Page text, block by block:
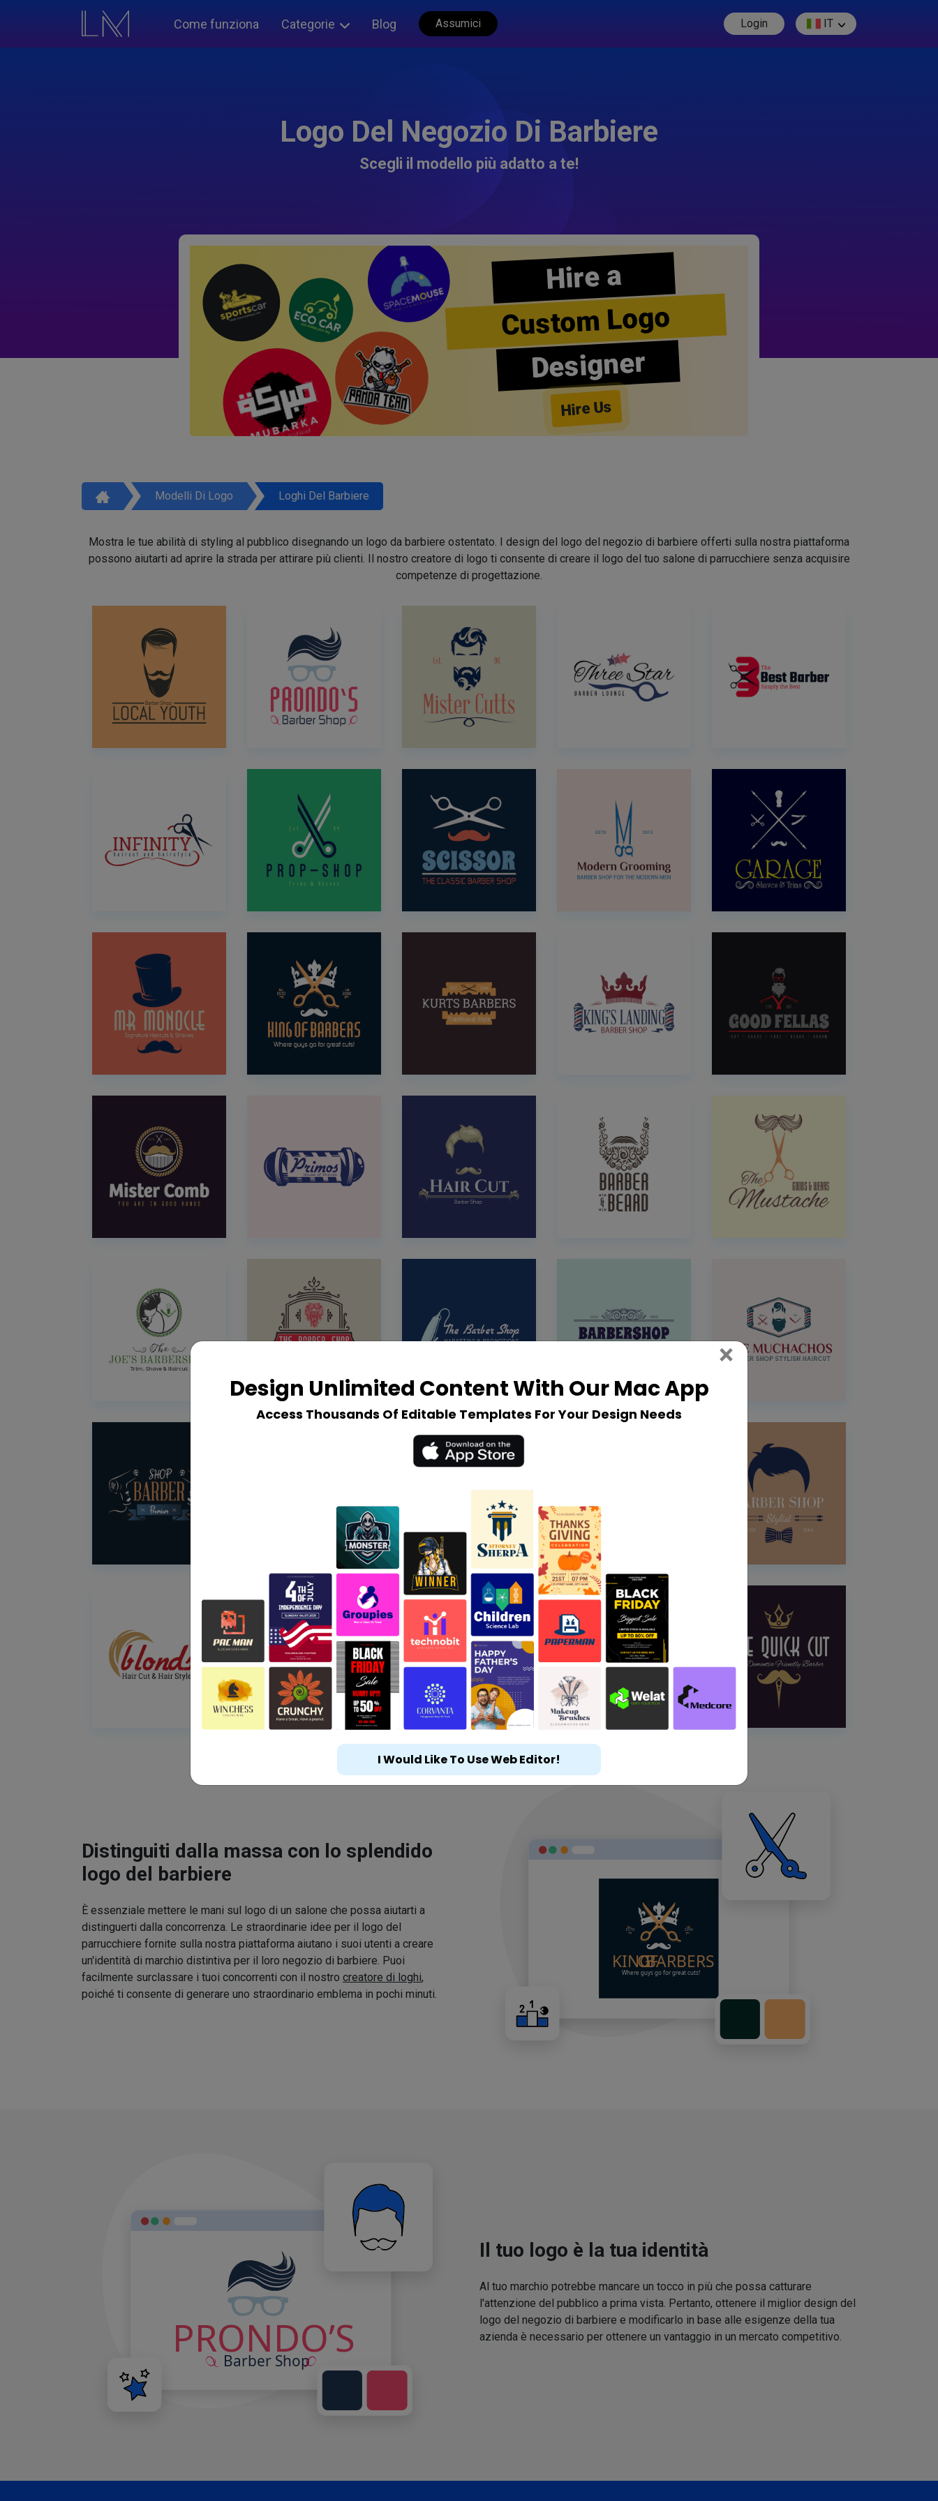
Come funziona Categorie Blog Assumici Login IT
Logo Del Negozio Di Barbiere
Scegli il modello più adatto a te!
Hire a
Custom Logo
Designer
Hire Us
Modelli Di Logo Loghi Del Barbiere
Mostra le tue abilità di styling al pubblico disegnando un logo da barbiere ostentato. I design del logo del negozio di barbiere offerti sulla nostra piattaforma
possono aiutarti ad aprire la strada per attirare più clienti. Il nostro creatore di logo ti consente di creare il logo del tuo salone di parrucchiere senza acquisire
competenze di progettazione.
Distinguiti dalla massa con lo splendido
logo del barbiere
È essenziale mettere le mani sul logo di un salone che possa aiutarti a
distinguerti dalla concorrenza. Le straordinarie idee per il logo del
parrucchiere fornite sulla nostra piattaforma aiutano i suoi utenti a creare
un'identità di marchio distintiva per il loro negozio di barbiere. Puoi
facilmente surclassare i tuoi concorrenti con il nostro creatore di loghi,
poiché ti consente di generare uno straordinario emblema in pochi minuti.
Il tuo logo è la tua identità
Al tuo marchio potrebbe mancare un tocco in più che possa catturare
l'attenzione del pubblico a prima vista. Pertanto, ottenere il miglior design del
logo del negozio di barbiere e modificarlo in base alle esigenze della tua
azienda è necessario per ottenere un vantaggio in un mercato competitivo.
Design Unlimited Content With Our Mac App
Access Thousands Of Editable Templates For Your Design Needs
× Close
I Would Like To Use Web Editor!